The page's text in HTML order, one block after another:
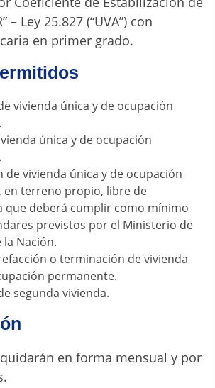
– Ley 25.827 (“UVA”) con
en primer grado.
vivienda única y de ocupación
única y de ocupación
de vivienda única y de ocupación
en terreno propio, libre de
que deberá cumplir como mínimo
previstos por el Ministerio de
la Nación.
o terminación de vivienda
permanente.
segunda vivienda.
en forma mensual y por